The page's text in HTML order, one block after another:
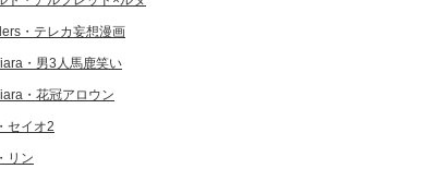
・テレカ妄想漫画
・男3人馬鹿笑い
・花冠アロウン
セイオ2
リン